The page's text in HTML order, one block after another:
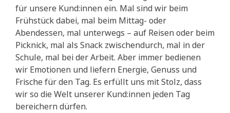
für unsere Kund:innen ein. Mal sind wir beim
Frühstück dabei, mal beim Mittag- oder
Abendessen, mal unterwegs – auf Reisen oder beim
Picknick, mal als Snack zwischendurch, mal in der
Schule, mal bei der Arbeit. Aber immer bedienen
wir Emotionen und liefern Energie, Genuss und
Frische für den Tag. Es erfüllt uns mit Stolz, dass
wir so die Welt unserer Kund:innen jeden Tag
bereichern dürfen.